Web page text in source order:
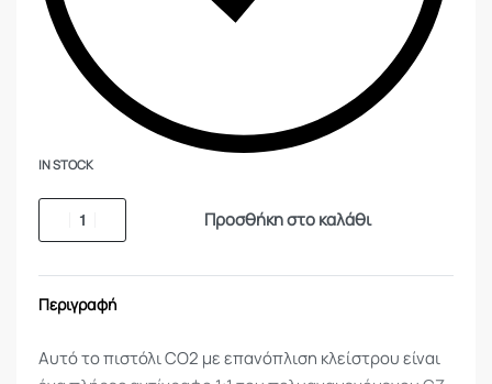
IN STOCK
Προσθήκη στο καλάθι
Περιγραφή
Αυτό το πιστόλι CO2 με επανόπλιση κλείστρου είναι